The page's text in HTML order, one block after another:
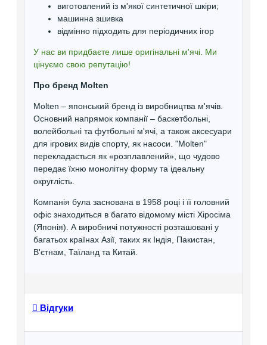
виготовлений із м'якої синтетичної шкіри;
машинна зшивка
відмінно підходить для періодичних ігор
У нас ви придбаєте лише оригінальні м'ячі. Ми
цінуємо свою репутацію!
Про бренд Molten
Molten – японський бренд із виробництва м'ячів.
Основний напрямок компанії – баскетбольні,
волейбольні та футбольні м'ячі, а також аксесуари
для ігрових видів спорту, як насоси. "Molten"
перекладається як «розплавлений», що чудово
передає їхню монолітну форму та ідеальну
округлість.
Компанія була заснована в 1958 році і її головний
офіс знаходиться в багато відомому місті Хіросіма
(Японія). А виробничі потужності розташовані у
багатьох країнах Азії, таких як Індія, Пакистан,
В'єтнам, Таїланд та Китай.
Відгуки